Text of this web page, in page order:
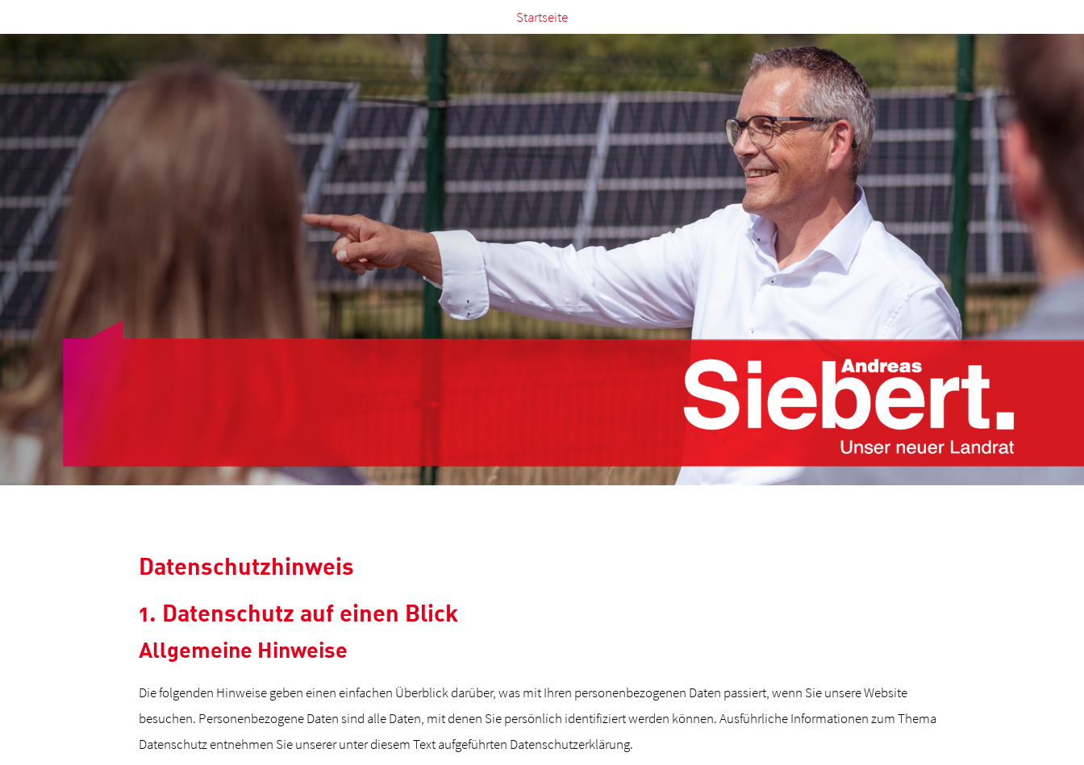
Startseite
Datenschutzhinweis
1. Datenschutz auf einen Blick
Allgemeine Hinweise
Die folgenden Hinweise geben einen einfachen Überblick darüber, was mit Ihren personenbezogenen Daten passiert, wenn Sie unsere Website
besuchen. Personenbezogene Daten sind alle Daten, mit denen Sie persönlich identifiziert werden können. Ausführliche Informationen zum Thema
Datenschutz entnehmen Sie unserer unter diesem Text aufgeführten Datenschutzerklärung.